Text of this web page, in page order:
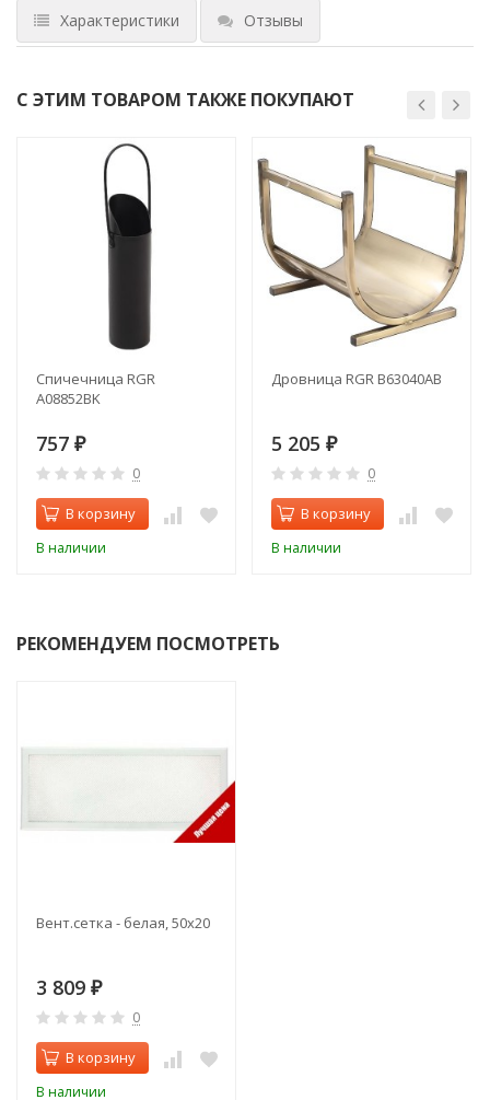
Характеристики Отзывы
С ЭТИМ ТОВАРОМ ТАКЖЕ ПОКУПАЮТ
Спичечница RGR
A08852BK
757 ₽
0
В корзину
В наличии
Дровница RGR B63040AB
5 205 ₽
0
В корзину
В наличии
РЕКОМЕНДУЕМ ПОСМОТРЕТЬ
Вент.сетка - белая, 50х20
3 809 ₽
0
В корзину
В наличии